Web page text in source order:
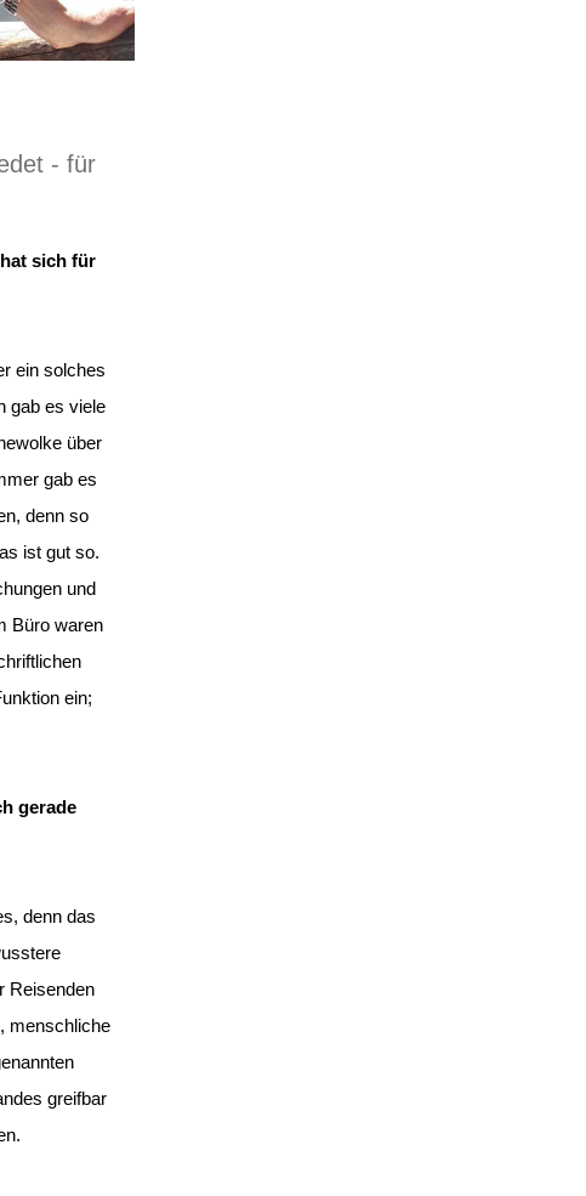
- für
sich für
ein solches
gab es viele
über
gab es
denn so
ist gut so.
und
Büro waren
ein;
gerade
denn das
Reisenden
menschliche
greifbar